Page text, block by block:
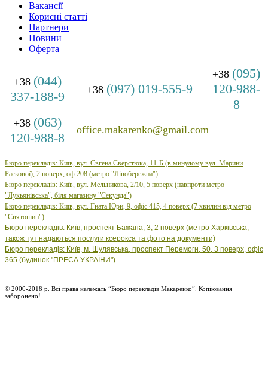
Вакансії
Корисні статті
Партнери
Новини
Оферта
+38 (044)
337-188-9
+38 (097) 019-555-9
+38 (095)
120-988-
8
+38 (063)
120-988-8
office.makarenko@gmail.com
Бюро перекладів: Київ, вул. Євгена Сверстюка, 11-Б (в минулому вул. Марини
Раскової), 2 поверх, оф.208 (метро "Лівобережна")
Бюро перекладів: Київ, вул. Мельникова, 2/10, 5 поверх (навпроти метро
"Лукьянівська", біля магазину "Секунда")
Бюро перекладів: Київ, вул. Гната Юри, 9, офіс 415, 4 поверх (7 хвилин від метро
"Святошин")
Бюро перекладів: Київ, проспект Бажана, 3, 2 поверх (метро Харківська,
також тут надаються послуги ксерокса та фото на документи)
Бюро перекладів: Київ, м. Шулявська, проспект Перемоги, 50, 3 поверх, офіс
365 (будинок "ПРЕСА УКРАЇНИ")
© 2000-2018 р. Всі права належать “Бюро перекладів Макаренко”. Копіювання
заборонено!